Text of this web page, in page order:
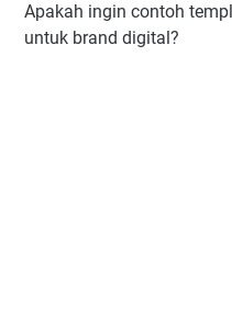
Apakah ingin contoh
untuk brand digital?